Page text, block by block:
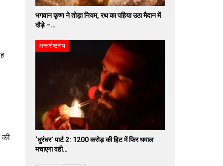
की
भगवान कृष्ण ने तोड़ा नियम, रथ का पहिया उठा मैदान में
दौड़े –…
अन्तर्राष्ट्रीय
‘धुरंधर’ पार्ट 2: 1200 करोड़ की हिट में फिर धमाल
मचाएगा वही…